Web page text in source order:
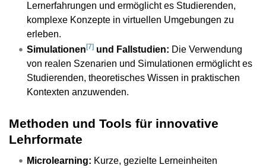
Lernerfahrungen und ermöglicht es Studierenden,
komplexe Konzepte in virtuellen Umgebungen zu
erleben.
Simulationen [7]und Fallstudien: Die Verwendung
von realen Szenarien und Simulationen ermöglicht es
Studierenden, theoretisches Wissen in praktischen
Kontexten anzuwenden.
Methoden und Tools für innovative
Lehrformate
Microlearning: Kurze, gezielte Lerneinheiten